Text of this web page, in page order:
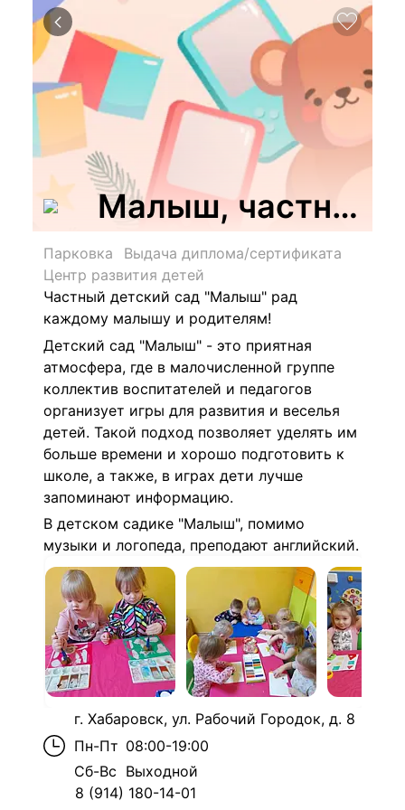
Малыш, частный
Парковка
Выдача диплома/сертификата
Центр развития детей
Частный детский сад "Малыш" рад
каждому малышу и родителям!
Детский сад "Малыш" - это приятная
атмосфера, где в малочисленной группе
коллектив воспитателей и педагогов
организует игры для развития и веселья
детей. Такой подход позволяет уделять им
больше времени и хорошо подготовить к
школе, а также, в играх дети лучше
запоминают информацию.
В детском садике "Малыш", помимо
музыки и логопеда, преподают английский.
г. Хабаровск, ул. Рабочий Городок, д. 8
Пн-Пт 08:00-19:00
Сб-Вс Выходной
8 (914) 180-14-01